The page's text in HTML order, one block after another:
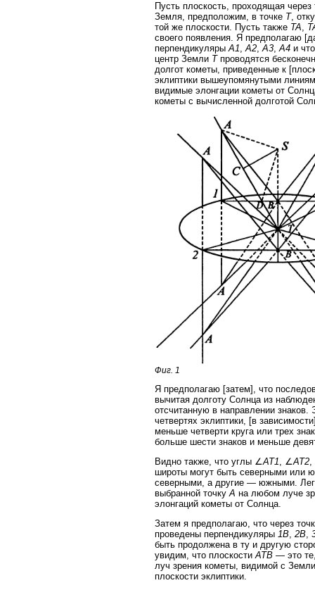
Пусть плоскость, проходящая через
Земля, предположим, в точке T,
той же плоскости. Пусть также TA,
своего появления. Я предполагаю
перпендикулярыA1,A2,A3,A4 и
центр Земли Tпроводятся
долгот кометы, приведенные к
эклиптики вышеупомянутыми
видимые элонгации кометы от
кометы с вычисленной долготой
Фиг. 1
Я предполагаю [затем], что
вычитая долготу Солнца из
отсчитанную в направлении
четвертях эклиптики, [в
меньше четверти круга или трех
больше шести знаков и меньше
Видно также, что углы ∠AT1, ∠AT2,
широты могут быть северными или
северными, а другие — южными.
выбранной точкуA на любом луче
элонгаций кометы от Солнца.
Затем я предполагаю, что через
проведены перпендикуляры 1B, 2B,
быть продолжена в ту и другую
увидим, что плоскостиATB — это
луч зрения кометы, видимой с
плоскости эклиптики.